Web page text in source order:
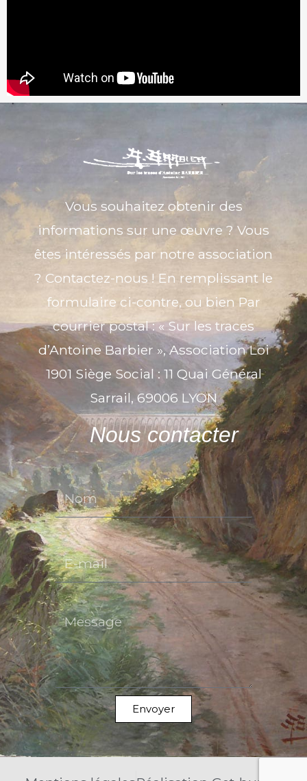
Vous souhaitez obtenir des
informations sur une œuvre ? Vous
êtes intéressés par notre association
? Contactez-nous ! En remplissant le
formulaire ci-contre, ou bien Par
courrier postal : « Sur les traces
d’Antoine Barbier », Association Loi
1901 Siège Social : 11 Quai Général
Sarrail, 69006 LYON
Nous contacter
Nom
E-mail
Message
Envoyer